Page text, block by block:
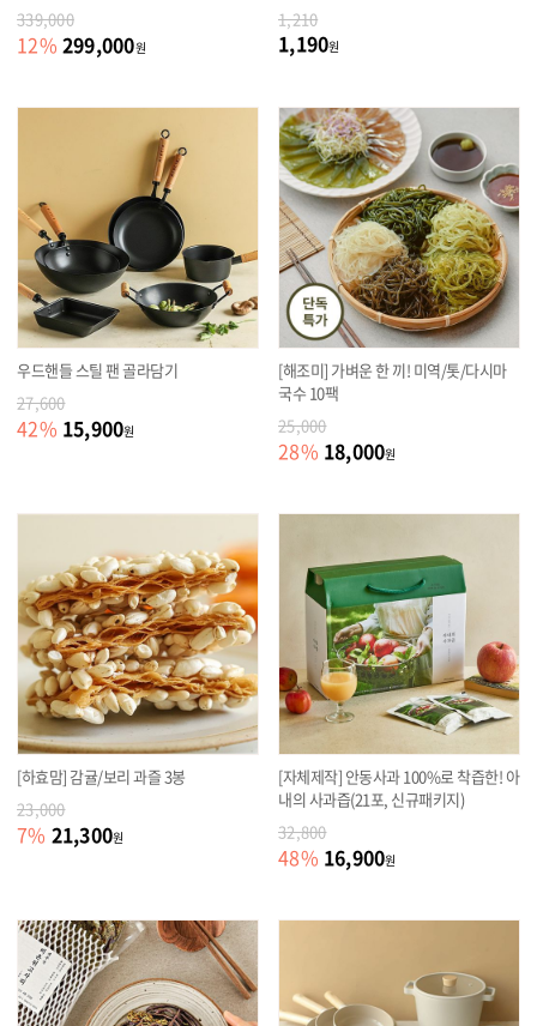
339,000
12% 299,000원
1,210
1,190원
우드핸들 스틸 팬 골라담기
27,600
42% 15,900원
[해조미] 가벼운 한 끼! 미역/톳/다시마
국수 10팩
25,000
28% 18,000원
[하효맘] 감귤/보리 과즐 3봉
23,000
7% 21,300원
[자체제작] 안동사과 100%로 착즙한! 아
내의 사과즙(21포, 신규패키지)
32,800
48% 16,900원